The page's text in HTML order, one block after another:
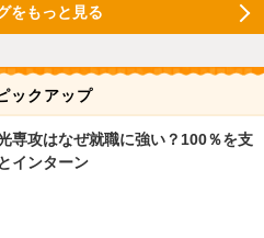
をもっと見る
ックアップ
専攻はなぜ就職に強い？100％を支
インターン